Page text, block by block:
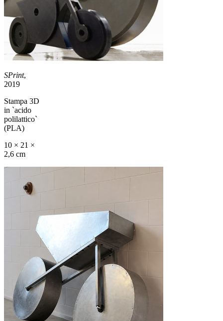
SPrint,
2019
Stampa 3D
in `acido
polilattico`
(PLA)
10 × 21 ×
2,6 cm